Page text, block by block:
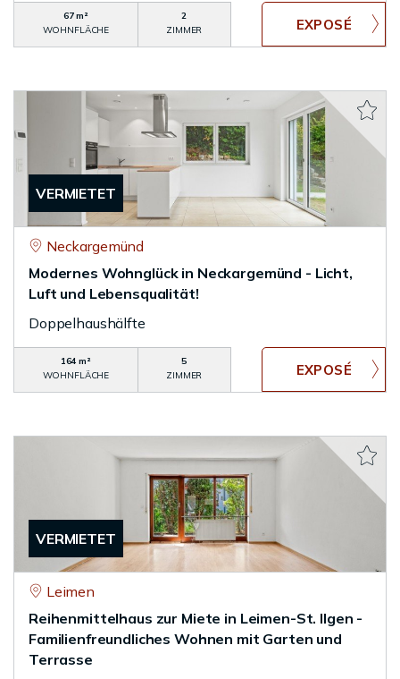
67 m²
WOHNFLÄCHE
2
ZIMMER
VERMIETET
Neckargemünd
Modernes Wohnglück in Neckargemünd - Licht,
Luft und Lebensqualität!
Doppelhaushälfte
164 m²
WOHNFLÄCHE
5
ZIMMER
VERMIETET
Leimen
Reihenmittelhaus zur Miete in Leimen-St. Ilgen -
Familienfreundliches Wohnen mit Garten und
Terrasse